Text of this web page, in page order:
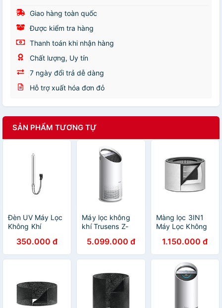
Giao hàng toàn quốc
Được kiểm tra hàng
Thanh toán khi nhận hàng
Chất lượng, Uy tín
7 ngày đổi trả dễ dàng
Hỗ trợ xuất hóa đơn đỏ
SẢN PHẨM TƯƠNG TỰ
Đèn UV Máy Lọc
Không Khí
Nhập Khẩu
350.000 đ
Máy lọc không
khí Trusens Z-
5.099.000 đ
Màng lọc 3IN1
Máy Lọc Không
2000 Nhập Khẩu
1.150.000 đ